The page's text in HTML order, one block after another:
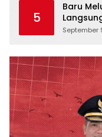
5
Baru
September